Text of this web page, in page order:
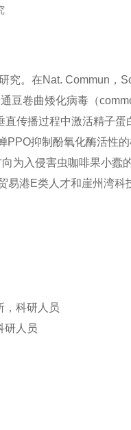
。在Nat. Commun，
豆卷曲矮化病毒（
传播过程中激活精子
抑制酚氧化酶活性
为入侵害虫咖啡果小蠹
港E类人才和崖州湾科
理学，博士
研究所，科研人员
人员